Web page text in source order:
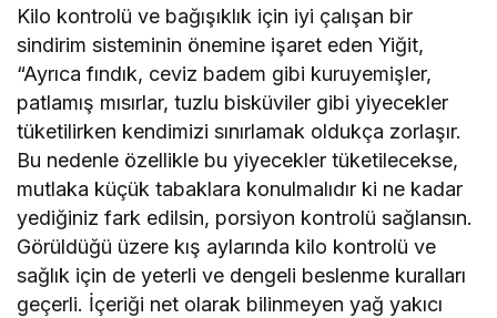
Kilo kontrolü ve bağışıklık için iyi çalışan bir
sindirim sisteminin önemine işaret eden Yiğit,
“Ayrıca fındık, ceviz badem gibi kuruyemişler,
patlamış mısırlar, tuzlu bisküviler gibi yiyecekler
tüketilirken kendimizi sınırlamak oldukça zorlaşır.
Bu nedenle özellikle bu yiyecekler tüketilecekse,
mutlaka küçük tabaklara konulmalıdır ki ne kadar
yediğiniz fark edilsin, porsiyon kontrolü sağlansın.
Görüldüğü üzere kış aylarında kilo kontrolü ve
sağlık için de yeterli ve dengeli beslenme kuralları
geçerli. İçeriği net olarak bilinmeyen yağ yakıcı